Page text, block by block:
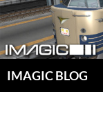
コ
ン
テ
ン
ツ
へ
IMAGIC BLOG
索